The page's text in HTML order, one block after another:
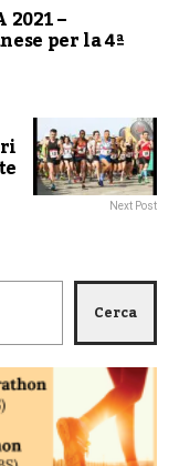
2021 –
per la 4ª
Next Post
Cerca